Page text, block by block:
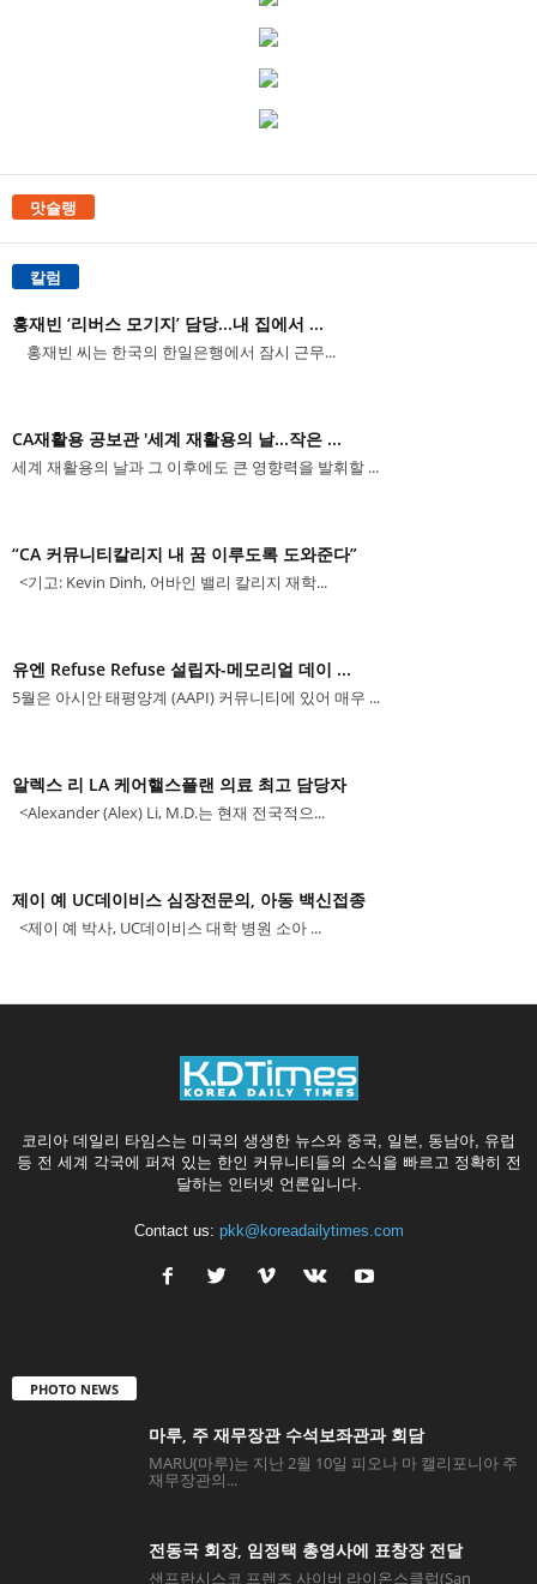
맛슐랭
칼럼
홍재빈 ‘리버스 모기지’ 담당...내 집에서 ...
홍재빈 씨는 한국의 한일은행에서 잠시 근무...
CA재활용 공보관 '세계 재활용의 날...작은 ...
세계 재활용의 날과 그 이후에도 큰 영향력을 발휘할 ...
“CA 커뮤니티칼리지 내 꿈 이루도록 도와준다”
<기고: Kevin Dinh, 어바인 밸리 칼리지 재학...
유엔 Refuse Refuse 설립자-메모리얼 데이 ...
5월은 아시안 태평양계 (AAPI) 커뮤니티에 있어 매우 ...
알렉스 리 LA 케어핼스플랜 의료 최고 담당자
<Alexander (Alex) Li, M.D.는 현재 전국적으...
제이 예 UC데이비스 심장전문의, 아동 백신접종
<제이 예 박사, UC데이비스 대학 병원 소아 ...
코리아 데일리 타임스는 미국의 생생한 뉴스와 중국, 일본, 동남아, 유럽
등 전 세계 각국에 퍼져 있는 한인 커뮤니티들의 소식을 빠르고 정확히 전
달하는 인터넷 언론입니다.
Contact us: pkk@koreadailytimes.com
PHOTO NEWS
마루, 주 재무장관 수석보좌관과 회담
MARU(마루)는 지난 2월 10일 피오나 마 캘리포니아 주
재무장관의...
전동국 회장, 임정택 총영사에 표창장 전달
샌프란시스코 프렌즈 사이버 라이온스클럽(San